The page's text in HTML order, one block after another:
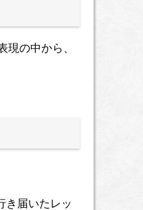
現の中から、
き届いたレッ